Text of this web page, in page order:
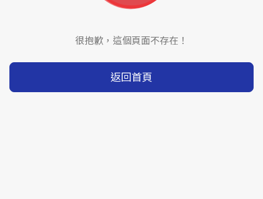
很抱歉，這個頁面不存在！
返回首頁